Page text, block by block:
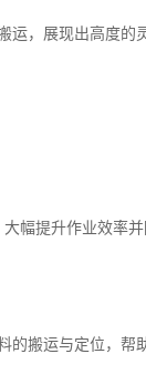
，展现出高度的
幅提升作业效率并
搬运与定位，帮